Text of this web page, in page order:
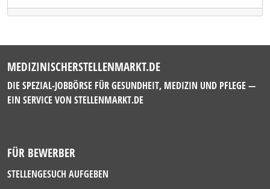
MEDIZINISCHERSTELLENMARKT.DE
DIE SPEZIAL-JOBBÖRSE FÜR GESUNDHEIT, MEDIZIN UND PFLEGE —
EIN SERVICE VON STELLENMARKT.DE
FÜR BEWERBER
STELLENGESUCH AUFGEBEN